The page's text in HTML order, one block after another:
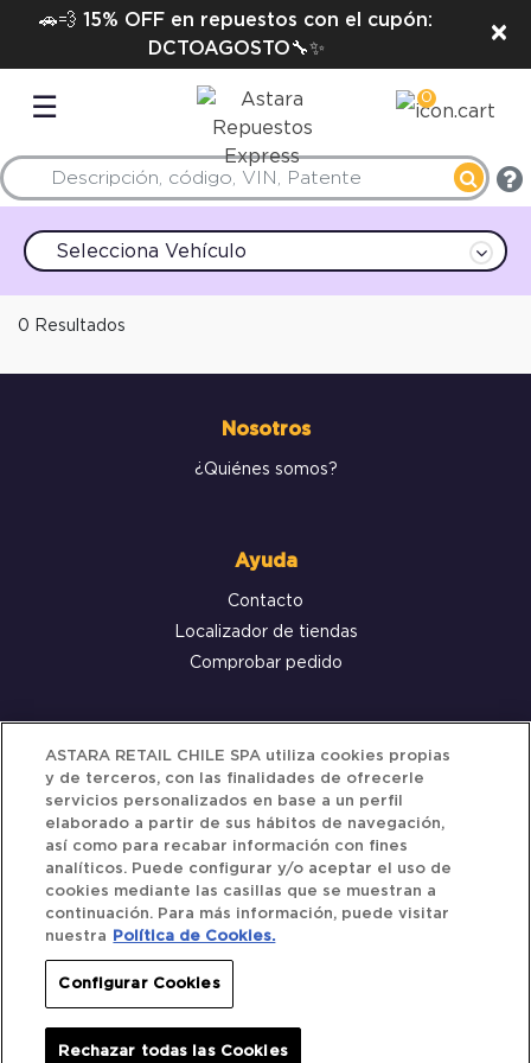
🚗💨 15% OFF en repuestos con el cupón:
DCTOAGOSTO🔧✨
×
☰ 0
Selecciona Vehículo
0 Resultados
Nosotros
¿Quiénes somos?
Ayuda
Contacto
Localizador de tiendas
Comprobar pedido
Servicio al cliente
Términos y Condiciones
Política de privacidad
Siguenos
Redes Sociales
ASTARA RETAIL CHILE SPA utiliza cookies propias
y de terceros, con las finalidades de ofrecerle
servicios personalizados en base a un perfil
elaborado a partir de sus hábitos de navegación,
así como para recabar información con fines
analíticos. Puede configurar y/o aceptar el uso de
cookies mediante las casillas que se muestran a
continuación. Para más información, puede visitar
nuestra
Política de Cookies.
Configurar Cookies
Rechazar todas las Cookies